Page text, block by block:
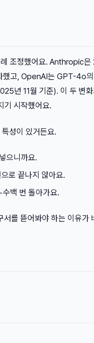
조정했어요. Anthropic은
고, OpenAI는 GPT-4o의
년 11월 기준). 이 두 변화
기 시작했어요.
성이 있거든요.
으니까요.
로 끝나지 않아요.
백 번 돌아가요.
를 뜯어봐야 하는 이유가